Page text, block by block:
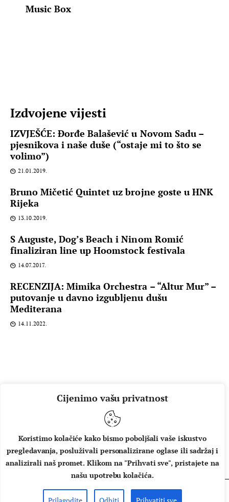
Cijenimo vašu privatnost
Koristimo kolačiće kako bismo poboljšali vaše iskustvo
pregledavanja, posluživali personalizirane oglase ili sadržaj i
analizirali naš promet. Klikom na "Prihvati sve", pristajete na
našu upotrebu kolačića.
Music Box
Izdvojene vijesti
IZVJEŠĆE: Đorđe Balašević u Novom Sadu –
pjesnikova i naše duše (“ostaje mi to što se
volimo”)
21.01.2019.
Bruno Mičetić Quintet uz brojne goste u HNK
Rijeka
13.10.2019.
S Auguste, Dog’s Beach i Ninom Romić
finaliziran line up Hoomstock festivala
14.07.2017.
RECENZIJA: Mimika Orchestra – “Altur Mur” –
putovanje u davno izgubljenu dušu
Mediterana
14.11.2022.
O NAMA IMPRESSUM UVJETI KORIŠTENJA